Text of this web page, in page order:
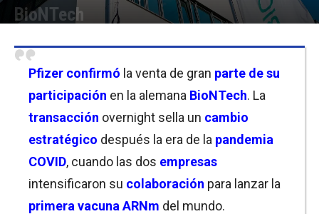
BioNTech
Pfizer confirmó la venta de gran parte de su
participación en la alemana BioNTech. La
transacción overnight sella un cambio
estratégico después la era de la pandemia
COVID, cuando las dos empresas
intensificaron su colaboración para lanzar la
primera vacuna ARNm del mundo.